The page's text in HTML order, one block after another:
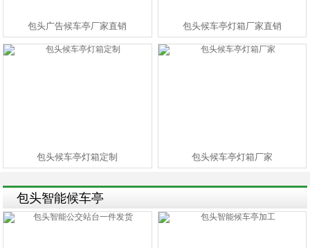
包头广告候车亭厂家直销 包头候车亭灯箱厂家直销
包头候车亭灯箱定制 包头候车亭灯箱厂家
包头智能候车亭